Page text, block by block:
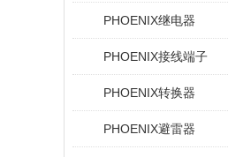
PHOENIX继电器
PHOENIX接线端子
PHOENIX转换器
PHOENIX避雷器